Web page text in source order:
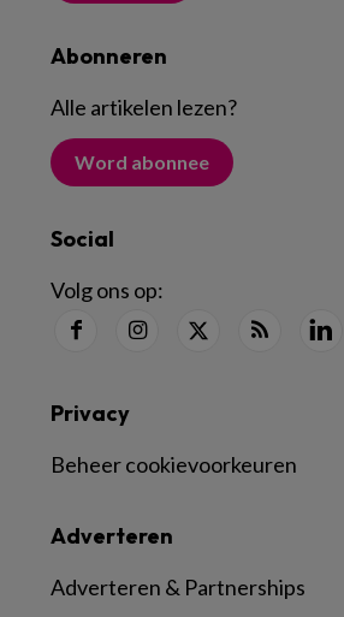
Abonneren
Alle artikelen lezen?
Word abonnee
Social
Volg ons op:
Adverteren
Adverteren & Partnerships
Privacy
Beheer cookievoorkeuren